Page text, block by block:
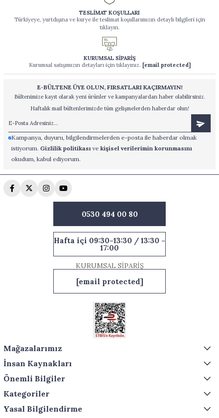
TESLİMAT KOŞULLARI
Türkiyeye, yurtdışına ve kurye ile teslimat koşullarımızın detaylı bilgileri için
tıklayın.
KURUMSAL SİPARİŞ
Kurumsal satışımızın detayları için tıklayınız. [email protected]
E-BÜLTENE ÜYE OLUN, FIRSATLARI KAÇIRMAYIN!
Bültenimize kayıt olarak yeni ürünler ve kampanyalardan haber olabilirsiniz.
Haftalık mail bültenlerimizde tüm gelişmelerden haberdar olun!
Kampanya, duyuru, bilgilendirmelerden e-posta ile haberdar olmak
istiyorum. Gizlilik politikasıve kişisel verilerimin korunmasını
okudum, kabul ediyorum.
0530 494 00 80
Hafta içi 09:30-13:30 / 13:30 -
17:00
KURUMSAL SİPARİŞ
[email protected]
Mağazalarımız
İnsan Kaynakları
Önemli Bilgiler
Kategoriler
Yasal Bilgilendirme